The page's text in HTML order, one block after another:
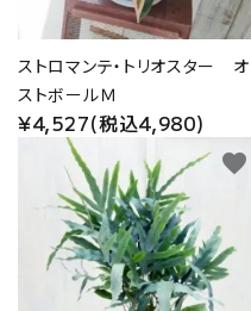
ストロマンテ・トリオスター オ
ストボールＭ
¥4,527(税込4,980)
favorite